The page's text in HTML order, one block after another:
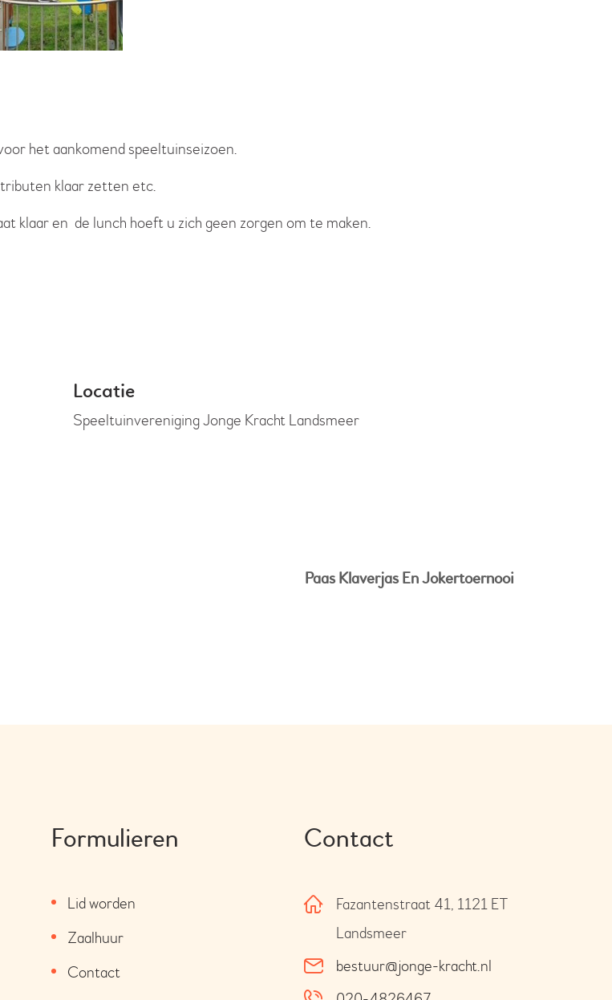
het aankomend speeltuinseizoen.
klaar zetten etc.
klaar en de lunch hoeft u zich geen zorgen om te maken.
Locatie
Speeltuinvereniging Jonge Kracht Landsmeer
Paas Klaverjas En Jokertoernooi
Formulieren
Lid worden
Zaalhuur
Contact
Contact
Fazantenstraat 41, 1121 ET
Landsmeer
bestuur@jonge-kracht.nl